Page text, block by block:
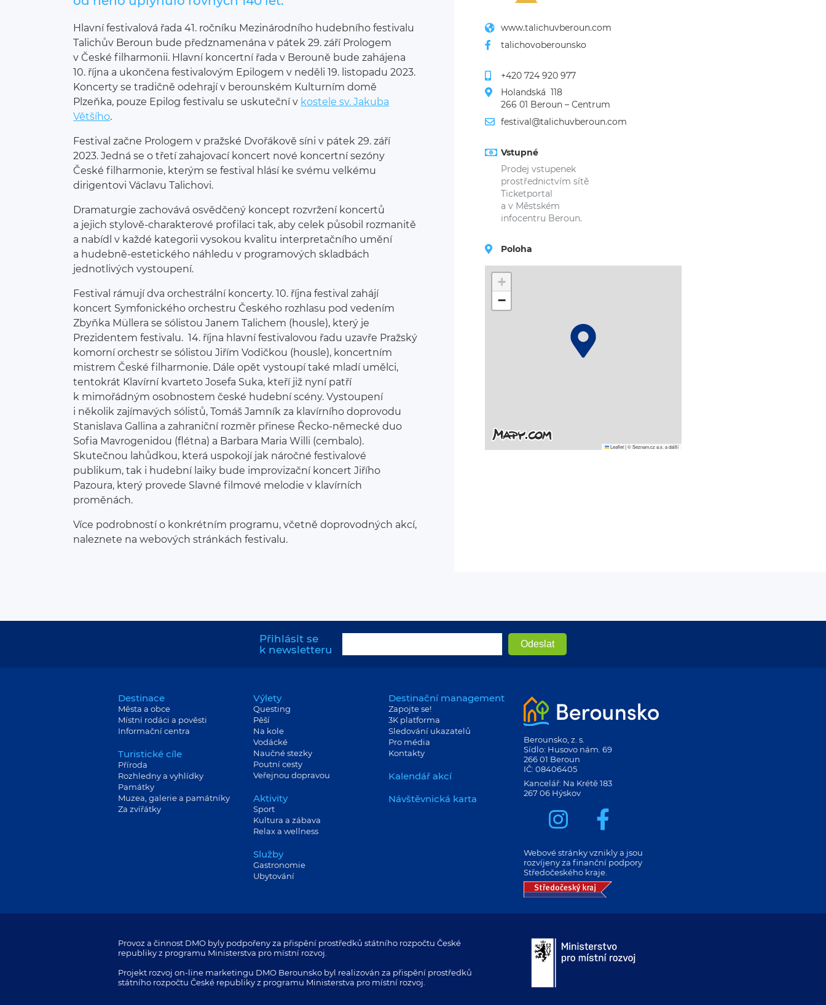
Hlavní festivalová řada 41. ročníku Mezinárodního hudebního festivalu
Talichův Beroun bude předznamenána v pátek 29. září Prologem
v České filharmonii. Hlavní koncertní řada v Berouně bude zahájena
10. října a ukončena festivalovým Epilogem v neděli 19. listopadu 2023.
Koncerty se tradičně odehrají v berounském Kulturním domě
Plzeňka, pouze Epilog festivalu se uskuteční v kostele sv. Jakuba
Většího.
Festival začne Prologem v pražské Dvořákově síni v pátek 29. září
2023. Jedná se o třetí zahajovací koncert nové koncertní sezóny
České filharmonie, kterým se festival hlásí ke svému velkému
dirigentovi Václavu Talichovi.
Dramaturgie zachovává osvědčený koncept rozvržení koncertů
a jejich stylově-charakterové profilaci tak, aby celek působil rozmanitě
a nabídl v každé kategorii vysokou kvalitu interpretačního umění
a hudebně-estetického náhledu v programových skladbách
jednotlivých vystoupení.
Festival rámují dva orchestrální koncerty. 10. října festival zahájí
koncert Symfonického orchestru Českého rozhlasu pod vedením
Zbyňka Müllera se sólistou Janem Talichem (housle), který je
Prezidentem festivalu. 14. října hlavní festivalovou řadu uzavře Pražský
komorní orchestr se sólistou Jiřím Vodičkou (housle), koncertním
mistrem České filharmonie. Dále opět vystoupí také mladí umělci,
tentokrát Klavírní kvarteto Josefa Suka, kteří již nyní patří
k mimořádným osobnostem české hudební scény. Vystoupení
i několik zajímavých sólistů, Tomáš Jamník za klavírního doprovodu
Stanislava Gallina a zahraniční rozměr přinese Řecko-německé duo
Sofia Mavrogenidou (flétna) a Barbara Maria Willi (cembalo).
Skutečnou lahůdkou, která uspokojí jak náročné festivalové
publikum, tak i hudební laiky bude improvizační koncert Jiřího
Pazoura, který provede Slavné filmové melodie v klavírních
proměnách.
Více podrobností o konkrétním programu, včetně doprovodných akcí,
naleznete na webových stránkách festivalu.
www.talichuvberoun.com
talichovoberounsko
+420 724 920 977
Holandská  118
266 01 Beroun – Centrum
festival@talichuvberoun.com
Vstupné
Prodej vstupenek
prostřednictvím sítě
Ticketportal
a v Městském
infocentru Beroun.
Poloha
+
−
Leaflet|© Seznam.cz a.s. a další
Přihlásit se
k newsletteru
Destinace
Města a obce
Místní rodáci a pověsti
Informační centra
Turistické cíle
Příroda
Rozhledny a vyhlídky
Památky
Muzea, galerie a památníky
Za zvířátky
Výlety
Questing
Pěší
Na kole
Vodácké
Naučné stezky
Poutní cesty
Veřejnou dopravou
Aktivity
Sport
Kultura a zábava
Relax a wellness
Služby
Gastronomie
Ubytování
Destinační management
Zapojte se!
3K platforma
Sledování ukazatelů
Pro média
Kontakty
Kalendář akcí
Návštěvnická karta
Berounsko, z. s.
Sídlo: Husovo nám. 69
266 01 Beroun
IČ: 08406405
Kancelář: Na Krétě 183
267 06 Hýskov
Webové stránky vznikly a jsou
rozvíjeny za finanční podpory
Středočeského kraje.
Provoz a činnost DMO byly podpořeny za přispění prostředků státního rozpočtu České
republiky z programu Ministerstva pro místní rozvoj.
Projekt rozvoj on-line marketingu DMO Berounsko byl realizován za přispění prostředků
státního rozpočtu České republiky z programu Ministerstva pro místní rozvoj.